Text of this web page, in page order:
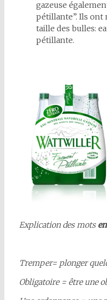
gazeuse
pétillante”. Ils ont
taille des bulles:
pétillante.
Explication des mots
Tremper= plonger
Obligatoire = être une